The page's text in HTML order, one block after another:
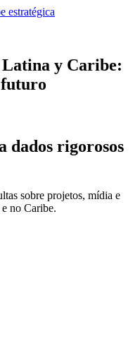
estratégica
y Caribe:
dados rigorosos
sobre projetos, mídia e
no Caribe.